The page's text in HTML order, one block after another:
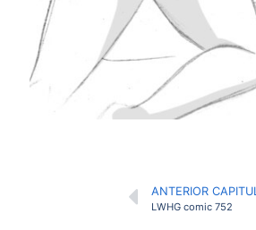
ANTERIOR
LWHG comic 752